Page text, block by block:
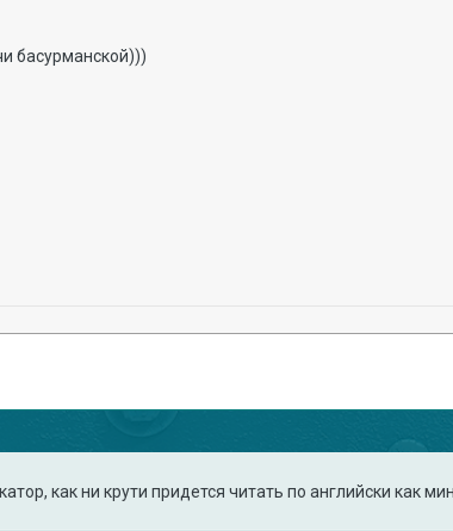
басурманской)))
как ни крути придется читать по английски как